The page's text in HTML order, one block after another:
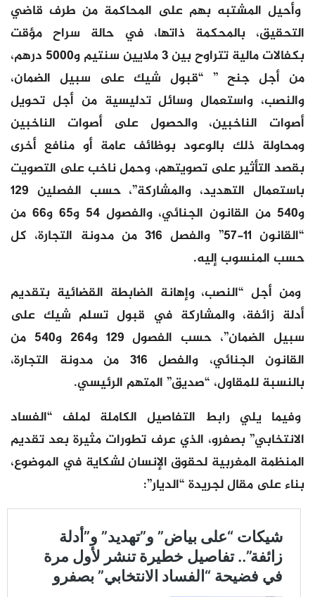
وأحيل المشتبه بهم على المحاكمة من طرف قاضي
التحقيق، بالمحكمة ذاتها، في حالة سراح مؤقت
بكفالات مالية تتراوح بين 3 ملايين سنتيم و5000 درهم،
من أجل جنح ” “قبول شيك على سبيل الضمان،
والنصب، واستعمال وسائل تدليسية من أجل تحويل
أصوات الناخبين، والحصول على أصوات الناخبين
ومحاولة ذلك بالوعود بوظائف عامة أو منافع أخرى
بقصد التأثير على تصويتهم، وحمل ناخب على التصويت
باستعمال التهديد، والمشاركة”، حسب الفصلين 129
و540 من القانون الجنائي، والفصول 54 و65 و66 من
“القانون 11-57” والفصل 316 من مدونة التجارة، كل
حسب المنسوب إليه.
ومن أجل “النصب، وإهانة الضابطة القضائية بتقديم
أدلة زائفة، والمشاركة في قبول تسلم شيك على
سبيل الضمان”، حسب الفصول 129 و264 و540 من
القانون الجنائي، والفصل 316 من مدونة التجارة،
بالنسبة للمقاول، “صديق” المتهم الرئيسي.
وفيما يلي رابط التفاصيل الكاملة لملف “الفساد
الانتخابي” بصفرو، الذي عرف تطورات مثيرة بعد تقديم
المنظمة المغربية لحقوق الإنسان لشكاية في الموضوع،
بناء على مقال لجريدة “الديار”: